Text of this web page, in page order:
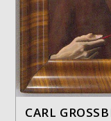
CARL